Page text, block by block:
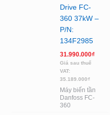
Drive FC-
360 37kW –
P/N:
134F2985
31.990.000₫
Giá sau thuế
VAT:
35.189.000₫
Máy biến tần
Danfoss FC-
360